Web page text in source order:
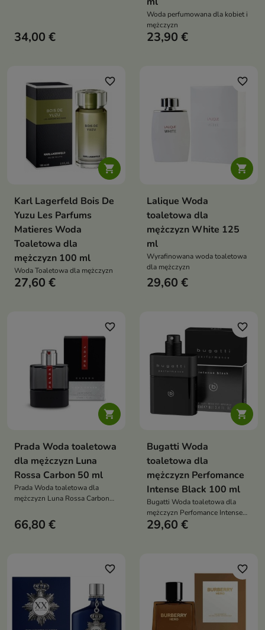
34,00 €
Woda perfumowana dla kobiet i
mężczyzn
23,90 €

favorite_border
Karl Lagerfeld Bois De
Yuzu Les Parfums
Matieres Woda
Toaletowa dla
mężczyzn 100 ml
Woda Toaletowa dla mężczyzn
27,60 €

favorite_border
Lalique Woda
toaletowa dla
mężczyzn White 125
ml
Wyrafinowana woda toaletowa
dla mężczyzn
29,60 €

favorite_border
Prada Woda toaletowa
dla mężczyzn Luna
Rossa Carbon 50 ml
Prada Woda toaletowa dla
mężczyzn Luna Rossa Carbon
66,80 €

favorite_border
Bugatti Woda
toaletowa dla
mężczyzn Perfomance
Intense Black 100 ml
Bugatti Woda toaletowa dla
mężczyzn Perfomance Intense
Black 100 ml
29,60 €
favorite_border favorite_border